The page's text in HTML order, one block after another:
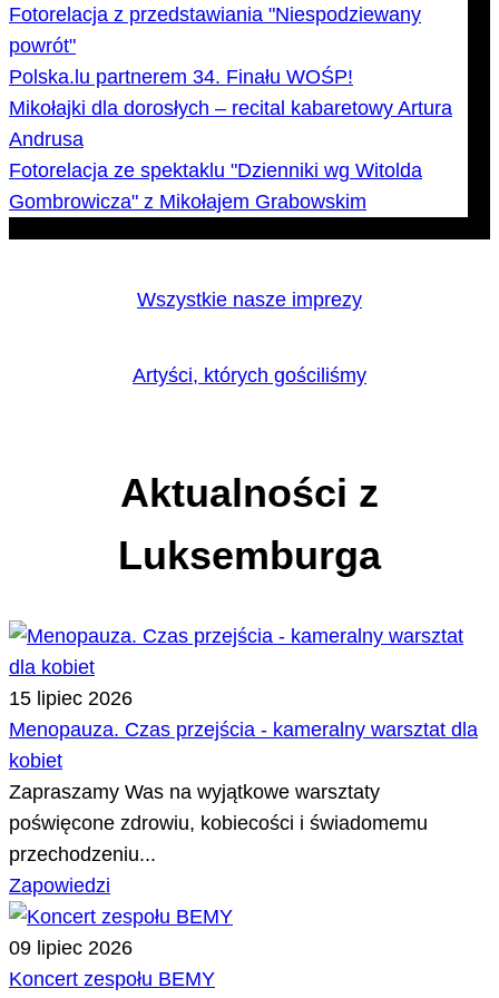
Fotorelacja z przedstawiania "Niespodziewany
powrót"
Polska.lu partnerem 34. Finału WOŚP!
Mikołajki dla dorosłych – recital kabaretowy Artura
Andrusa
Fotorelacja ze spektaklu "Dzienniki wg Witolda
Gombrowicza" z Mikołajem Grabowskim
Wszystkie nasze imprezy
Artyści, których gościliśmy
Aktualności z
Luksemburga
15 lipiec 2026
Menopauza. Czas przejścia - kameralny warsztat dla
kobiet
Zapraszamy Was na wyjątkowe warsztaty
poświęcone zdrowiu, kobiecości i świadomemu
przechodzeniu...
Zapowiedzi
09 lipiec 2026
Koncert zespołu BEMY